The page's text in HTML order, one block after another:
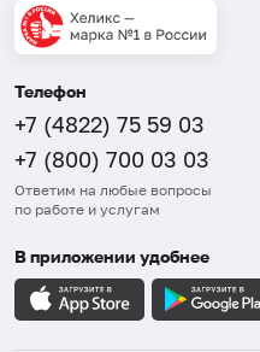
Телефон
+7 (4822) 75 59 03
+7 (800) 700 03 03
Ответим на любые вопросы
по работе и услугам
В приложении удобнее